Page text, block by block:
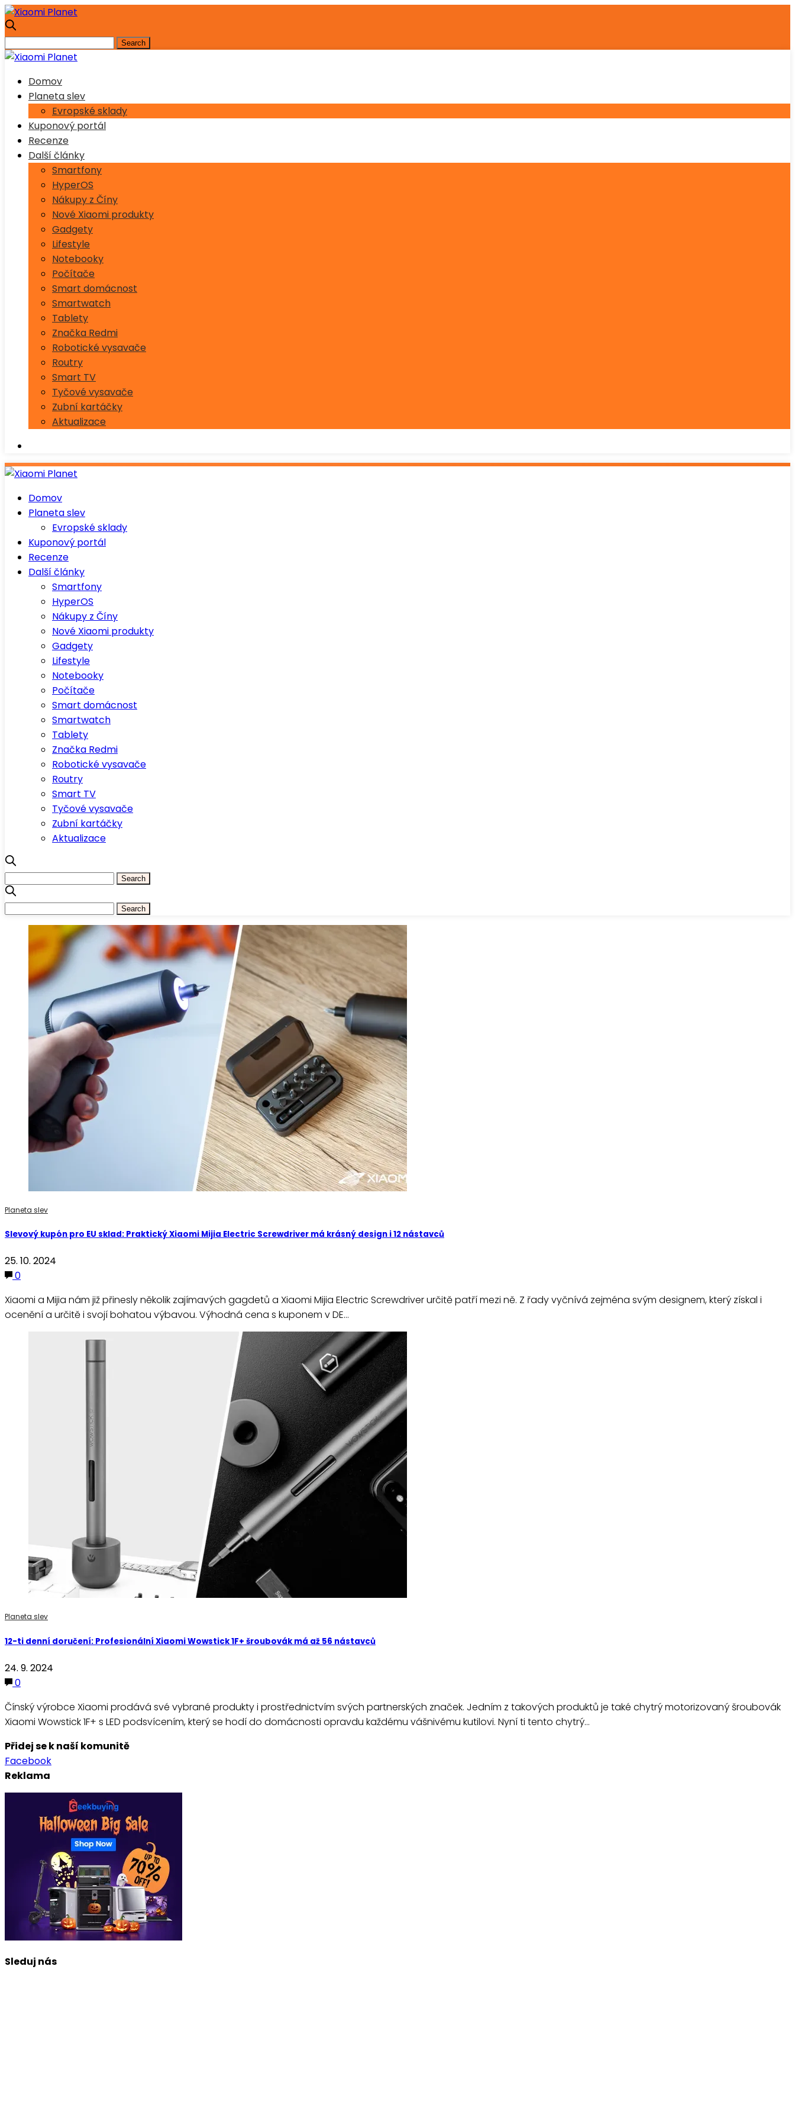
Domov
Planeta slev
Evropské sklady
Kuponový portál
Recenze
Další články
Smartfony
HyperOS
Nákupy z Číny
Nové Xiaomi produkty
Gadgety
Lifestyle
Notebooky
Počítače
Smart domácnost
Smartwatch
Tablety
Značka Redmi
Robotické vysavače
Routry
Smart TV
Tyčové vysavače
Zubní kartáčky
Aktualizace
Domov
Planeta slev
Evropské sklady
Kuponový portál
Recenze
Další články
Smartfony
HyperOS
Nákupy z Číny
Nové Xiaomi produkty
Gadgety
Lifestyle
Notebooky
Počítače
Smart domácnost
Smartwatch
Tablety
Značka Redmi
Robotické vysavače
Routry
Smart TV
Tyčové vysavače
Zubní kartáčky
Aktualizace
Planeta slev
Slevový kupón pro EU sklad: Praktický Xiaomi Mijia Electric Screwdriver má krásný design i 12 nástavců
25. 10. 2024
0
Xiaomi a Mijia nám již přinesly několik zajímavých gagdetů a Xiaomi Mijia Electric Screwdriver určitě patří mezi ně. Z řady vyčnívá zejména svým designem, který získal i
ocenění a určitě i svojí bohatou výbavou. Výhodná cena s kuponem v DE…
Planeta slev
12-ti denní doručení: Profesionální Xiaomi Wowstick 1F+ šroubovák má až 56 nástavců
24. 9. 2024
0
Čínský výrobce Xiaomi prodává své vybrané produkty i prostřednictvím svých partnerských značek. Jedním z takových produktů je také chytrý motorizovaný šroubovák
Xiaomi Wowstick 1F+ s LED podsvícením, který se hodí do domácnosti opravdu každému vášnivému kutilovi. Nyní ti tento chytrý…
Přidej se k naší komunitě
Facebook
Reklama
Sleduj nás